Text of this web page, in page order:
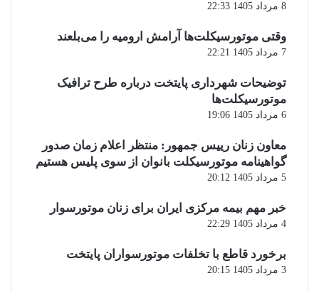
8 مرداد 1405 22:33
وقتی موتورسیکلت‌ها آرامش ارومیه را می‌بلعند
7 مرداد 1405 22:21
توضیحات شهرداری پایتخت درباره طرح ترافیک
موتورسیکلت‌ها
6 مرداد 1405 19:06
معاون زنان رییس جمهور: منتظر اعلام زمان صدور
گواهینامه موتورسیکلت بانوان از سوی پلیس هستیم
5 مرداد 1405 20:12
خبر مهم بیمه مرکزی ایران برای زنان موتورسوار
4 مرداد 1405 22:29
برخورد قاطع با تخلفات موتورسواران پایتخت
3 مرداد 1405 20:15